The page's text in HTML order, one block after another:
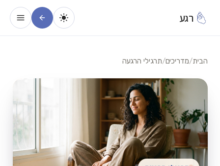
רגע
הבית/מדריכים/תרגילי הרגעה